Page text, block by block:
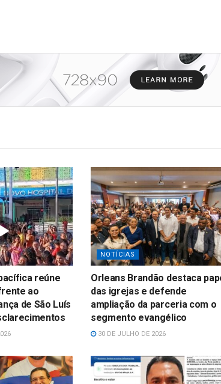
reúne
ao
de São Luís
NOTÍCIAS
Orleans Brandão destaca
das igrejas e defende
ampliação da parceria com o
segmento evangélico
30 DE JULHO DE 2026